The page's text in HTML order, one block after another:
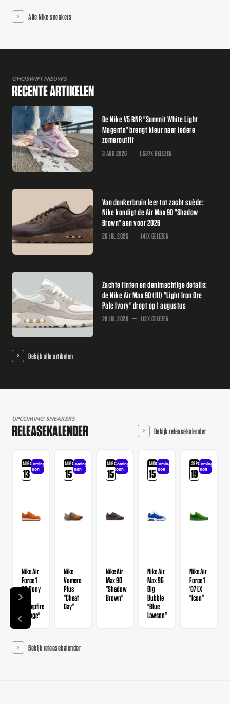
Alle Nike sneakers
GHOSWIFT NIEUWS
RECENTE ARTIKELEN
De Nike V5 RNR "Summit White Light
Magenta" brengt kleur naar iedere
zomeroutfit
3 AUG 2026 1.537X GELEZEN
Van donkerbruin leer tot zacht suède:
Nike kondigt de Air Max 90 "Shadow
Brown" aan voor 2026
26 JUL 2026 141X GELEZEN
Zachte tinten en denimachtige details:
de Nike Air Max 90 (III) "Light Iron Ore
Pale Ivory" dropt op 1 augustus
26 JUL 2026 112X GELEZEN
Bekijk alle artikelen
UPCOMING SNEAKERS
RELEASEKALENDER Bekijk releasekalender
AUG
13
Coming
soon
Nike Air
Force 1
QS Pony
Hair
"Campfire
Orange"
AUG
15
Coming
soon
Nike
Vomero
Plus
"Cheat
Day"
AUG
15
Coming
soon
Nike Air
Max 90
"Shadow
Brown"
AUG
15
Coming
soon
Nike Air
Max 95
Big
Bubble
"Blue
Lawson"
SEP
19
Coming
soon
Nike Air
Force 1
'07 LX
"Icon"
Bekijk releasekalender